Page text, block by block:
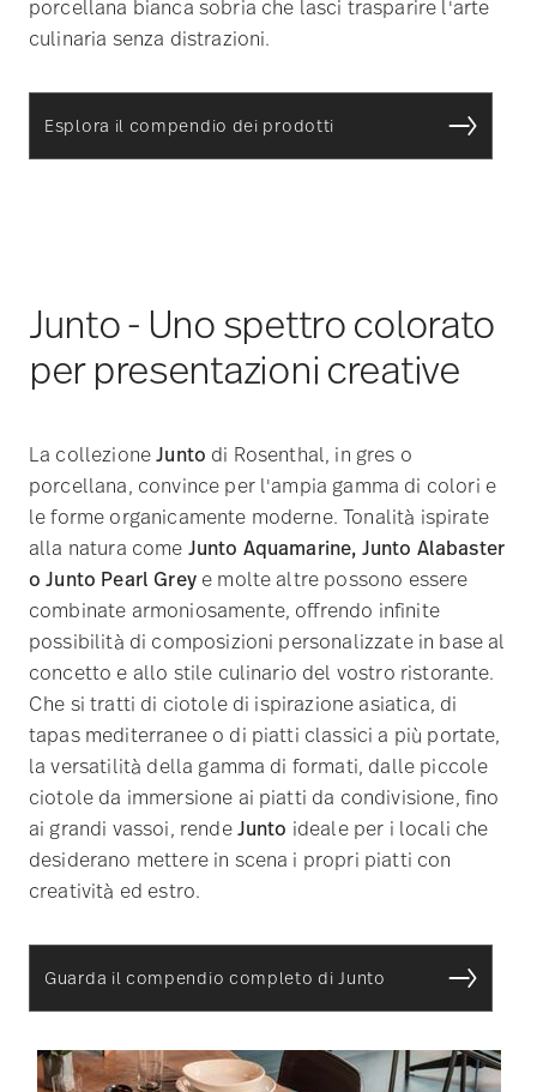
porcellana bianca sobria che lasci trasparire l'arte
culinaria senza distrazioni.
Esplora il compendio dei prodotti
Junto - Uno spettro colorato
per presentazioni creative
La collezioneJunto di Rosenthal, in gres o
porcellana, convince per l'ampia gamma di colori e
le forme organicamente moderne. Tonalità ispirate
alla natura come Junto Aquamarine, Junto Alabaster
o Junto Pearl Greye molte altre possono essere
combinate armoniosamente, offrendo infinite
possibilità di composizioni personalizzate in base al
concetto e allo stile culinario del vostro ristorante.
Che si tratti di ciotole di ispirazione asiatica, di
tapas mediterranee o di piatti classici a più portate,
la versatilità della gamma di formati, dalle piccole
ciotole da immersione ai piatti da condivisione, fino
ai grandi vassoi, rendeJunto ideale per i locali che
desiderano mettere in scena i propri piatti con
creatività ed estro.
Guarda il compendio completo di Junto